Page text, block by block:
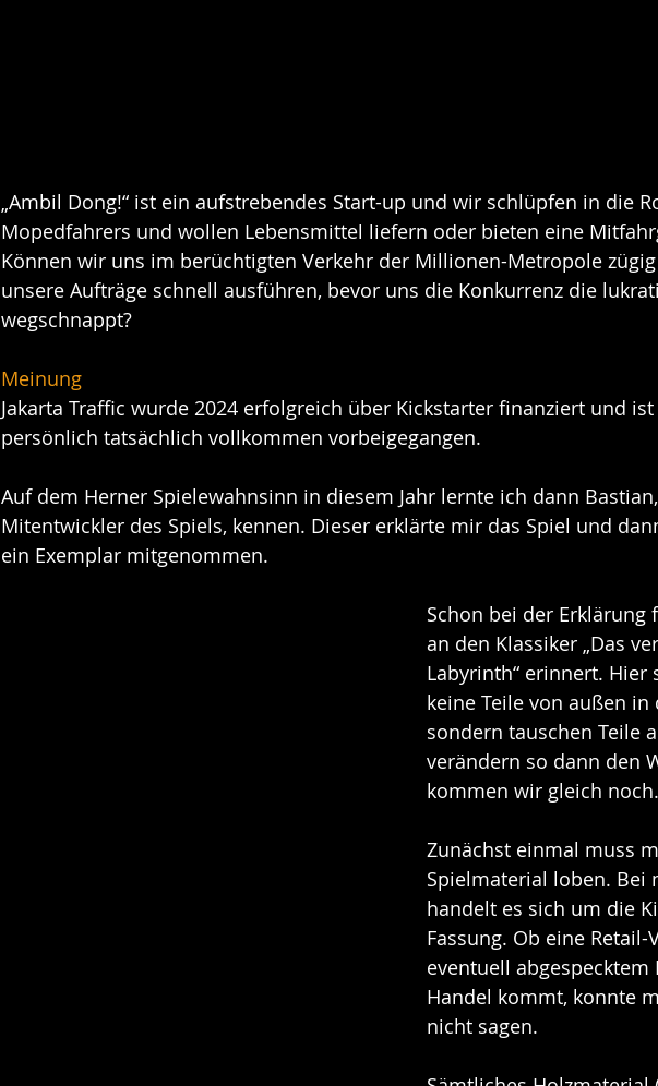
„Ambil Dong!“ ist ein aufstrebendes Start-up und wir schlüpfen in die
Mopedfahrers und wollen Lebensmittel liefern oder bieten eine
Können wir uns im berüchtigten Verkehr der Millionen-Metropole
unsere Aufträge schnell ausführen, bevor uns die Konkurrenz die
wegschnappt?
Meinung
Jakarta Traffic wurde 2024 erfolgreich über Kickstarter finanziert und
persönlich tatsächlich vollkommen vorbeigegangen.
Auf dem Herner Spielewahnsinn in diesem Jahr lernte ich dann
Mitentwickler des Spiels, kennen. Dieser erklärte mir das Spiel und
ein Exemplar mitgenommen.
Schon bei der Erklärung
an den Klassiker „Das
Labyrinth“ erinnert. Hier
keine Teile von außen in
sondern tauschen Teile
verändern so dann den
kommen wir gleich noch.
Zunächst einmal muss
Spielmaterial loben. Bei
handelt es sich um die
Fassung. Ob eine
eventuell
Handel kommt, konnte
nicht sagen.